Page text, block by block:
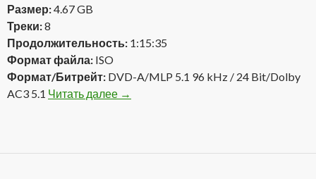
Размер:4.67 GB
Треки:8
Продолжительность: 1:15:35
Формат файла: ISO
Формат/Битрейт: DVD-A/MLP 5.1 96 kHz / 24 Bit/Dolby
AC3 5.1 Читать далее Rick Wakeman – From The Front Row
→